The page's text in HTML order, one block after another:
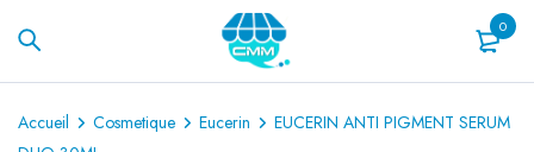
0
Accueil Cosmetique Eucerin
EUCERIN ANTI PIGMENT SERUM